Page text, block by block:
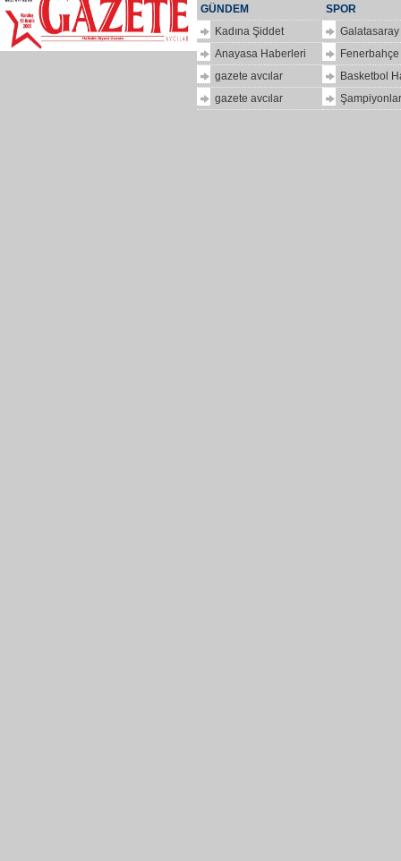
GÜNDEM
Kadına Şiddet
Anayasa Haberleri
gazete avcılar
gazete avcılar
SPOR
Galatasaray
Fenerbahçe
Basketbol